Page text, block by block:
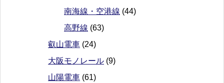
南海線・空港線 (44)
高野線 (63)
叡山電車 (24)
大阪モノレール (9)
山陽電車 (61)